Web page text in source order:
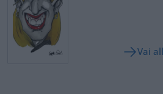
Vai